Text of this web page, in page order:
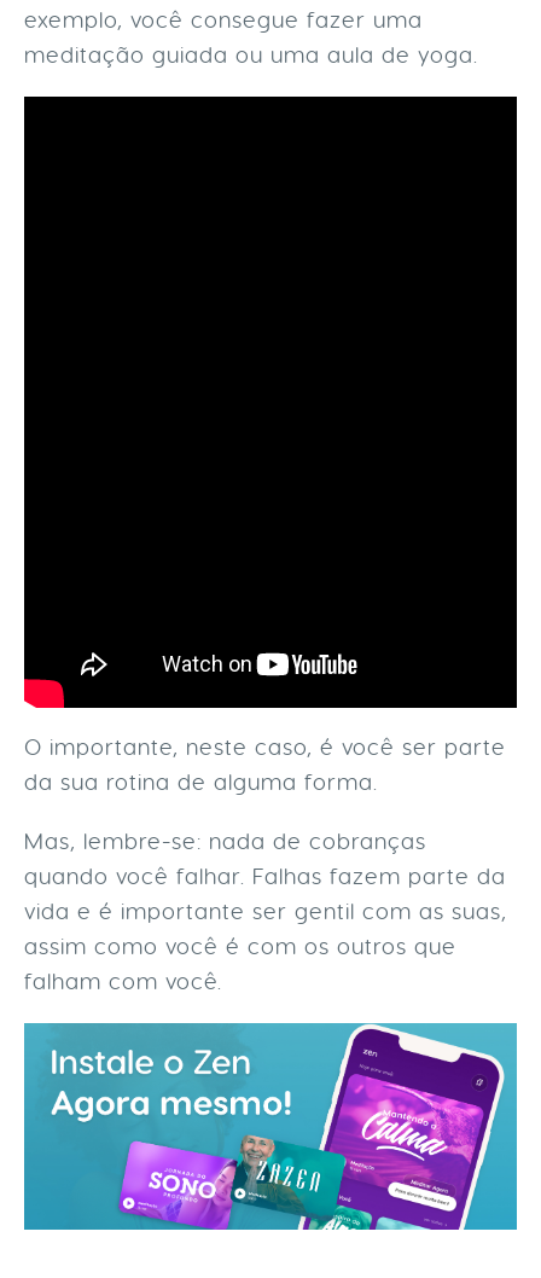
exemplo, você consegue fazer uma
meditação guiada ou uma aula de yoga.
O importante, neste caso, é você ser parte
da sua rotina de alguma forma.
Mas, lembre-se: nada de cobranças
quando você falhar. Falhas fazem parte da
vida e é importante ser gentil com as suas,
assim como você é com os outros que
falham com você.